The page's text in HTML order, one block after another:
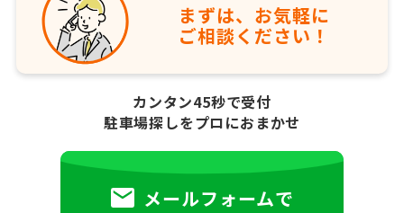
まずは、お気軽に
ご相談ください！
カンタン45秒で受付
駐車場探しをプロにおまかせ
メールフォームで